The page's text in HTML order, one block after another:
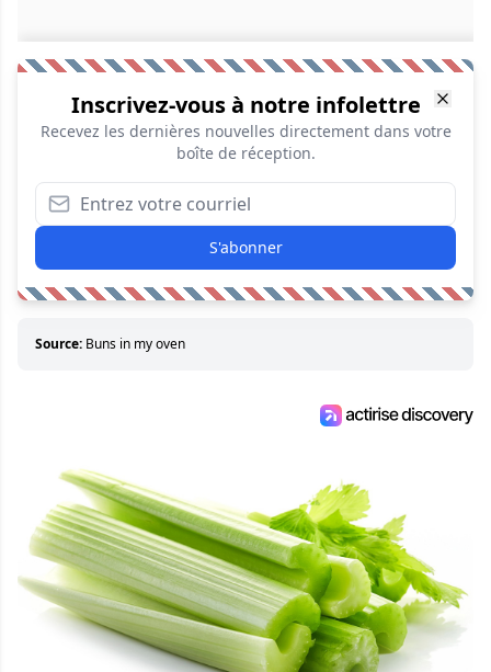
Inscrivez-vous à notre infolettre
Recevez les dernières nouvelles directement dans votre
boîte de réception.
S'abonner
Source: Buns in my oven